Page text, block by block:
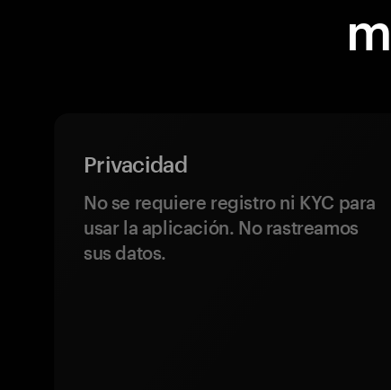
Privacidad
No se requiere registro ni KYC para
usar la aplicación. No rastreamos
sus datos.